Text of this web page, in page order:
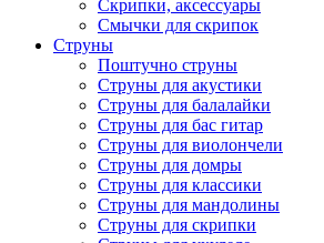
Скрипки, аксессуары
Смычки для скрипок
Струны
Поштучно струны
Струны для акустики
Струны для балалайки
Струны для бас гитар
Струны для виолончели
Струны для домры
Струны для классики
Струны для мандолины
Струны для скрипки